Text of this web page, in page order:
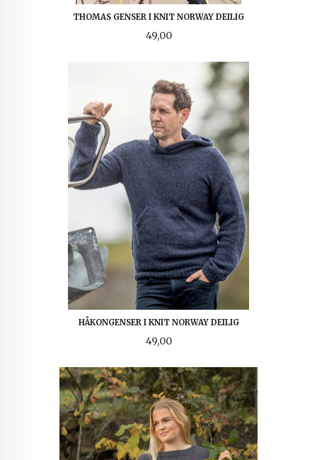
THOMAS GENSER I KNIT NORWAY DEILIG
Pris
49,00
HÅKONGENSER I KNIT NORWAY DEILIG
Pris
49,00